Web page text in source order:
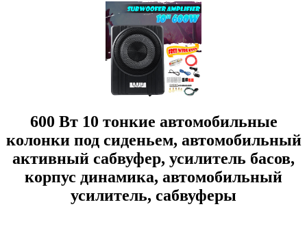
600 Вт 10 тонкие автомобильные
колонки под сиденьем, автомобильный
активный сабвуфер, усилитель басов,
корпус динамика, автомобильный
усилитель, сабвуферы